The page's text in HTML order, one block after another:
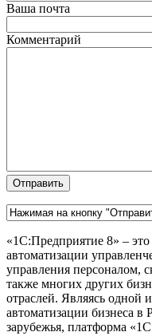
Ваша почта
Комментарий
«1C:Предприятие 8» –
автоматизации
управления персоналом,
также многих других
отраслей. Являясь одной
автоматизации бизнеса в
зарубежья, платформа